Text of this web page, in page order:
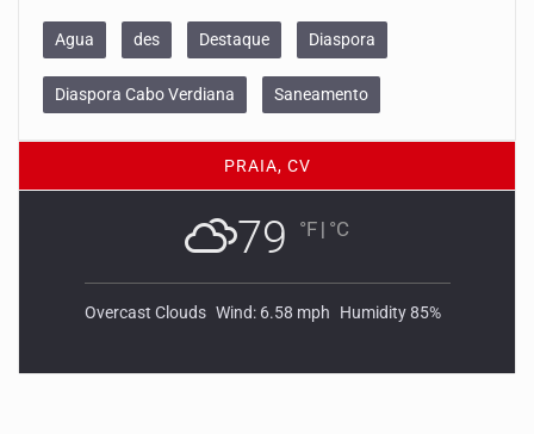
Agua des Destaque Diaspora
Diaspora Cabo Verdiana Saneamento
PRAIA, CV
79 °F | °C
Overcast Clouds Wind: 6.58 mph Humidity 85%